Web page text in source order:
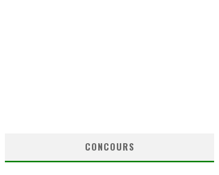
CONCOURS